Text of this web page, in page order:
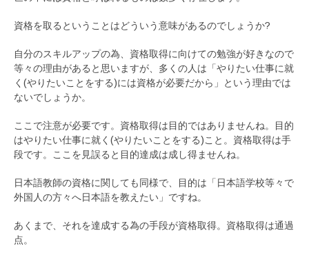
資格を取るということはどういう意味があるのでしょうか?
自分のスキルアップの為、資格取得に向けての勉強が好きなので
等々の理由があると思いますが、多くの人は「やりたい仕事に就
く(やりたいことをする)には資格が必要だから」という理由では
ないでしょうか。
ここで注意が必要です。資格取得は目的ではありませんね。目的
はやりたい仕事に就く(やりたいことをする)こと。資格取得は手
段です。ここを見誤ると目的達成は成し得ませんね。
日本語教師の資格に関しても同様で、目的は「日本語学校等々で
外国人の方々へ日本語を教えたい」ですね。
あくまで、それを達成する為の手段が資格取得。資格取得は通過
点。